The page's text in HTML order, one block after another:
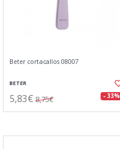
Beter cortacallos 08007
BETER
5,83€ 8,75€ - 33%